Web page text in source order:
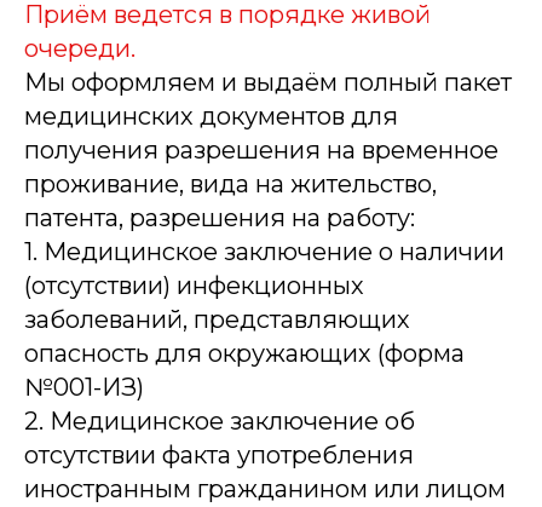
Приём ведется в порядке живой
очереди.
Мы оформляем и выдаём полный пакет
медицинских документов для
получения разрешения на временное
проживание, вида на жительство,
патента, разрешения на работу:
1. Медицинское заключение о наличии
(отсутствии) инфекционных
заболеваний, представляющих
опасность для окружающих (форма
№001-ИЗ)
2. Медицинское заключение об
отсутствии факта употребления
иностранным гражданином или лицом